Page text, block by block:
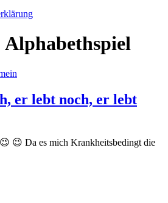
Alphabethspiel
er lebt noch, er lebt
😉 Da es mich Krankheitsbedingt die